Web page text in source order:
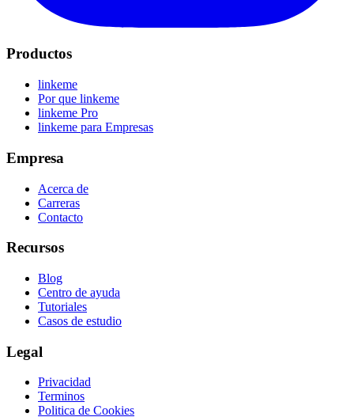
Productos
linkeme
Por que linkeme
linkeme Pro
linkeme para Empresas
Empresa
Acerca de
Carreras
Contacto
Recursos
Blog
Centro de ayuda
Tutoriales
Casos de estudio
Legal
Privacidad
Terminos
Politica de Cookies